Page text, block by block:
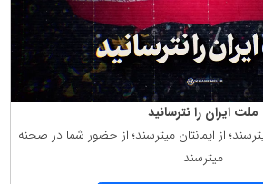
ملت ایران را نترسانید
از ایمانتان میترسند؛ از حضور شما در صحنه
میترسند